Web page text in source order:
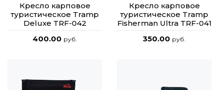
Кресло карповое
туристическое Tramp
Deluxe TRF-042
400.00 руб.
Кресло карповое
туристическое Tramp
Fisherman Ultra TRF-041
350.00 руб.